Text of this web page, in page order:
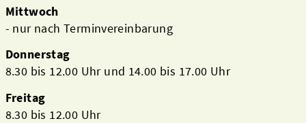
Mittwoch
- nur nach Terminvereinbarung
Donnerstag
8.30 bis 12.00 Uhr und 14.00 bis 17.00 Uhr
Freitag
8.30 bis 12.00 Uhr